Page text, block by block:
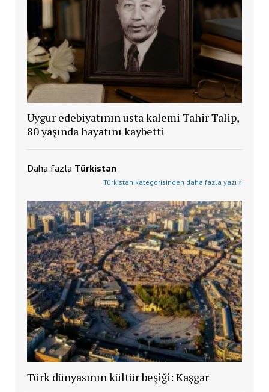
Uygur edebiyatının usta kalemi Tahir Talip,
80 yaşında hayatını kaybetti
Daha fazla Türkistan
Türkistan kategorisinden daha fazla yazı »
Türk dünyasının kültür beşiği: Kaşgar